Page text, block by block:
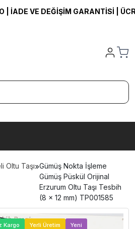
VE DEĞİŞİM GARANTİSİ |
Oltu Taşı»Gümüş Nokta İşleme
Gümüş Püskül Orijinal
Erzurum Oltu Taşı Tesbih
(8 x 12 mm) TP001585
Kargo Yerli Üretim
Yeni